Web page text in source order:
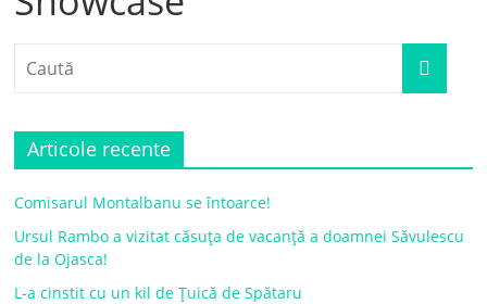
Articole recente
Comisarul Montalbanu se întoarce!
Ursul Rambo a vizitat căsuța de vacanță a doamnei Săvulescu
de la Ojasca!
L-a cinstit cu un kil de Țuică de Spătaru